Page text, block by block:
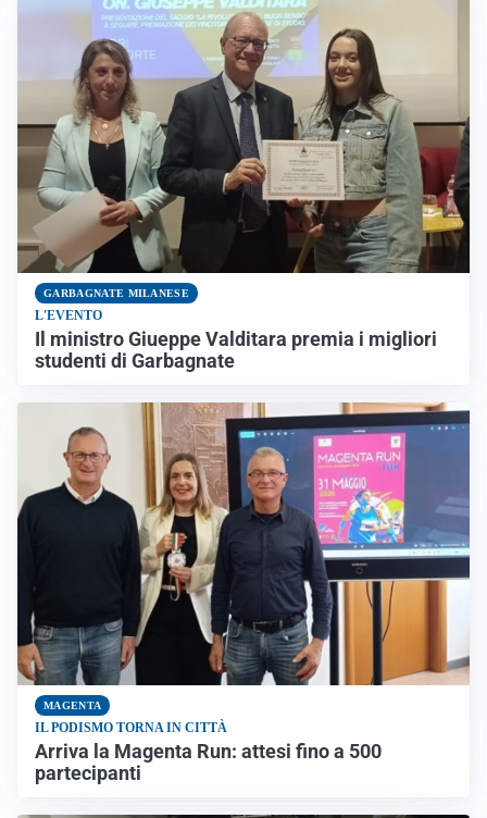
GARBAGNATE MILANESE
L'EVENTO
Il ministro Giueppe Valditara premia i migliori
studenti di Garbagnate
MAGENTA
IL PODISMO TORNA IN CITTÀ
Arriva la Magenta Run: attesi fino a 500
partecipanti